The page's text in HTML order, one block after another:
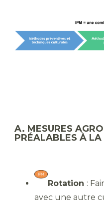
A. MESURES
PRÉALABLES À LA
Rotation :
avec une autre